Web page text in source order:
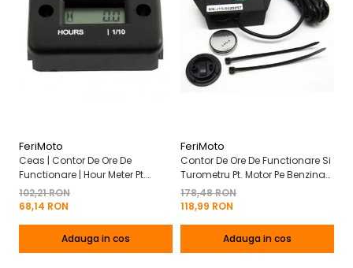
FeriMoto
Ceas | Contor De Ore De
Functionare | Hour Meter Pt.
Motor Pe Benzina 2T | 4T
102,21 RON
68,14 RON
Adauga in cos
FeriMoto
Contor De Ore De Functionare Si
Turometru Pt. Motor Pe Benzina
2T | 4T Cu Capac De Baterie
178,48 RON
118,99 RON
Adauga in cos